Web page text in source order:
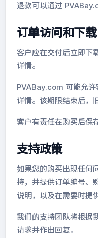
退款可以通过
订单访问和下载
客户应在交付后立即下
详情。
PVABay.com 可能允
详情。该期限结束后，
客户有责任在购买后保
支持政策
如果您的购买出现任何
持，并提供订单编号、
说明，以及在需要时提
我们的支持团队将根据
请求并作出回复。